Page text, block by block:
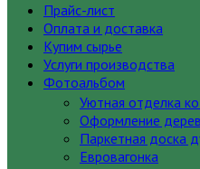
Прайс-лист
Оплата и доставка
Купим сырье
Услуги производства
Фотоальбом
Уютная отделка
Оформление
Паркетная доска
Евровагонка